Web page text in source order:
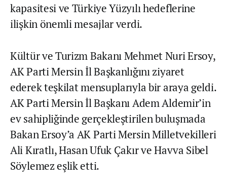
kapasitesi ve Türkiye Yüzyılı hedeflerine
ilişkin önemli mesajlar verdi.
Kültür ve Turizm Bakanı Mehmet Nuri Ersoy,
AK Parti Mersin İl Başkanlığını ziyaret
ederek teşkilat mensuplarıyla bir araya geldi.
AK Parti Mersin İl Başkanı Adem Aldemir’in
ev sahipliğinde gerçekleştirilen buluşmada
Bakan Ersoy’a AK Parti Mersin Milletvekilleri
Ali Kıratlı, Hasan Ufuk Çakır ve Havva Sibel
Söylemez eşlik etti.